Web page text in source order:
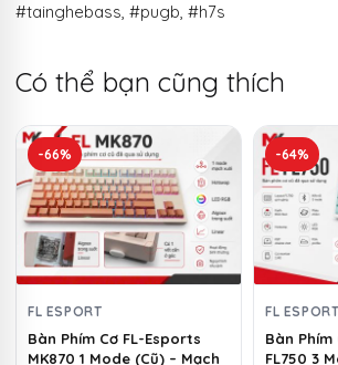
#tainghebass, #pugb, #h7s
Có thể bạn cũng thích
-66%
FL ESPORT
Bàn Phím Cơ FL-Esports
MK870 1 Mode (Cũ) – Mạch
-64%
FL ESPORT
Bàn Phím
FL750 3